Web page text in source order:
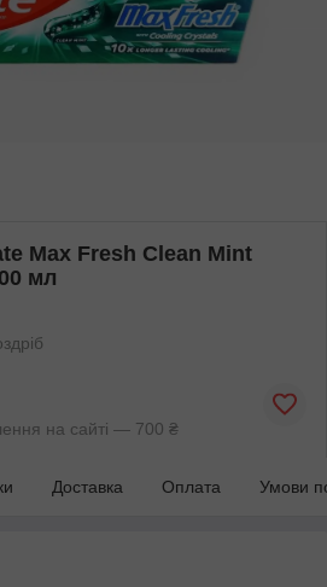
Max Fresh Clean Mint
мл
на сайті — 700 ₴
Доставка Оплата Умови